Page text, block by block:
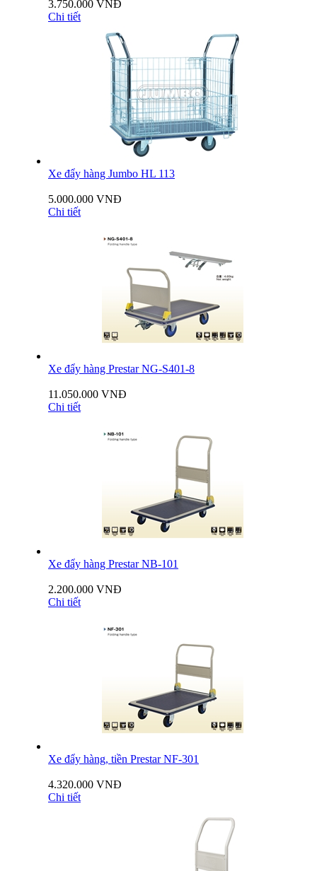
3.750.000 VNĐ
Chi tiết
Xe đẩy hàng Jumbo HL 113
5.000.000 VNĐ
Chi tiết
Xe đẩy hàng Prestar NG-S401-8
11.050.000 VNĐ
Chi tiết
Xe đẩy hàng Prestar NB-101
2.200.000 VNĐ
Chi tiết
Xe đẩy hàng, tiền Prestar NF-301
4.320.000 VNĐ
Chi tiết